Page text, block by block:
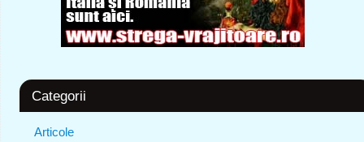
Categorii
Articole